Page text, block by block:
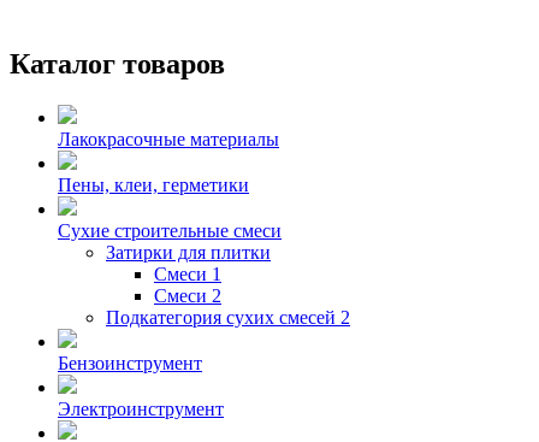
Каталог товаров
Лакокрасочные материалы
Пены, клеи, герметики
Сухие строительные смеси
Затирки для плитки
Смеси 1
Смеси 2
Подкатегория сухих смесей 2
Бензоинструмент
Электроинструмент